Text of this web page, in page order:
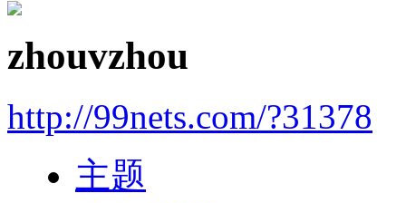
zhouvzhou
http://99nets.com/?31378
主题